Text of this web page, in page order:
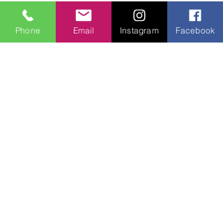
Phone Email Instagram Facebook